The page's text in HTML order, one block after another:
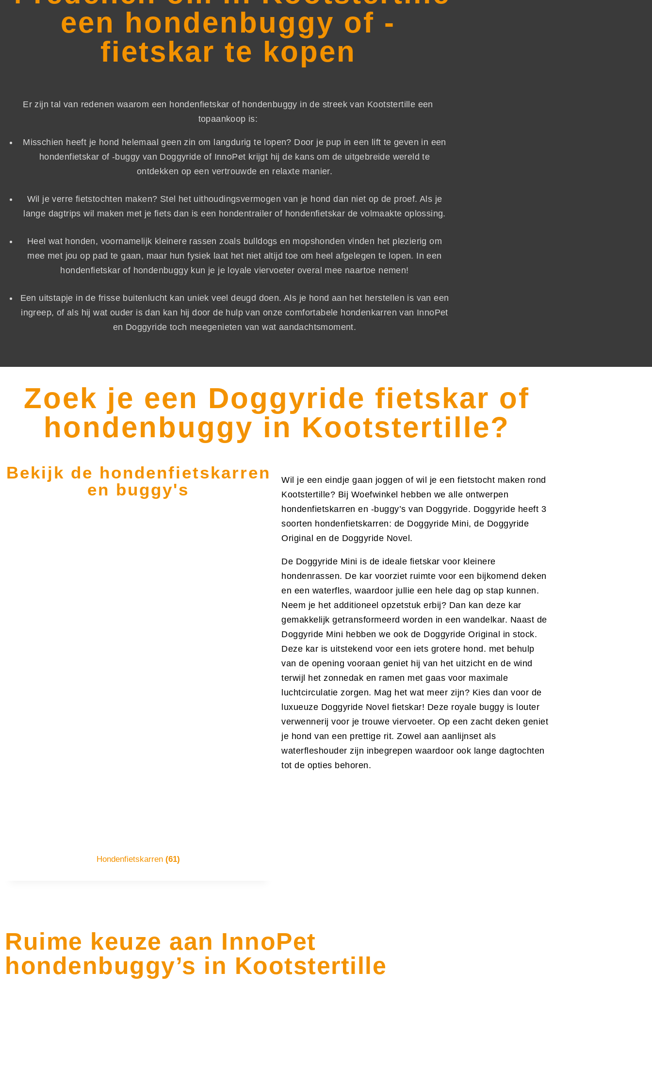
een hondenbuggy of -
fietskar te kopen
Er zijn tal van redenen waarom een hondenfietskar of hondenbuggy in de streek van Kootstertille een
topaankoop is:
Misschien heeft je hond helemaal geen zin om langdurig te lopen? Door je pup in een lift te geven in een
hondenfietskar of -buggy van Doggyride of InnoPet krijgt hij de kans om de uitgebreide wereld te
ontdekken op een vertrouwde en relaxte manier.
Wil je verre fietstochten maken? Stel het uithoudingsvermogen van je hond dan niet op de proef. Als je
lange dagtrips wil maken met je fiets dan is een hondentrailer of hondenfietskar de volmaakte oplossing.
Heel wat honden, voornamelijk kleinere rassen zoals bulldogs en mopshonden vinden het plezierig om
mee met jou op pad te gaan, maar hun fysiek laat het niet altijd toe om heel afgelegen te lopen. In een
hondenfietskar of hondenbuggy kun je je loyale viervoeter overal mee naartoe nemen!
Een uitstapje in de frisse buitenlucht kan uniek veel deugd doen. Als je hond aan het herstellen is van een
ingreep, of als hij wat ouder is dan kan hij door de hulp van onze comfortabele hondenkarren van InnoPet
en Doggyride toch meegenieten van wat aandachtsmoment.
Zoek je een Doggyride fietskar of
hondenbuggy in Kootstertille?
Bekijk de hondenfietskarren
en buggy's
Hondenfietskarren (61)
Wil je een eindje gaan joggen of wil je een fietstocht maken rond
Kootstertille? Bij Woefwinkel hebben we alle ontwerpen
hondenfietskarren en -buggy’s van Doggyride. Doggyride heeft 3
soorten hondenfietskarren: de Doggyride Mini, de Doggyride
Original en de Doggyride Novel.
De Doggyride Mini is de ideale fietskar voor kleinere
hondenrassen. De kar voorziet ruimte voor een bijkomend deken
en een waterfles, waardoor jullie een hele dag op stap kunnen.
Neem je het additioneel opzetstuk erbij? Dan kan deze kar
gemakkelijk getransformeerd worden in een wandelkar. Naast de
Doggyride Mini hebben we ook de Doggyride Original in stock.
Deze kar is uitstekend voor een iets grotere hond. met behulp
van de opening vooraan geniet hij van het uitzicht en de wind
terwijl het zonnedak en ramen met gaas voor maximale
luchtcirculatie zorgen. Mag het wat meer zijn? Kies dan voor de
luxueuze Doggyride Novel fietskar! Deze royale buggy is louter
verwennerij voor je trouwe viervoeter. Op een zacht deken geniet
je hond van een prettige rit. Zowel aan aanlijnset als
waterfleshouder zijn inbegrepen waardoor ook lange dagtochten
tot de opties behoren.
Ruime keuze aan InnoPet
hondenbuggy’s in Kootstertille